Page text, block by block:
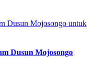
Dusun Mojosongo